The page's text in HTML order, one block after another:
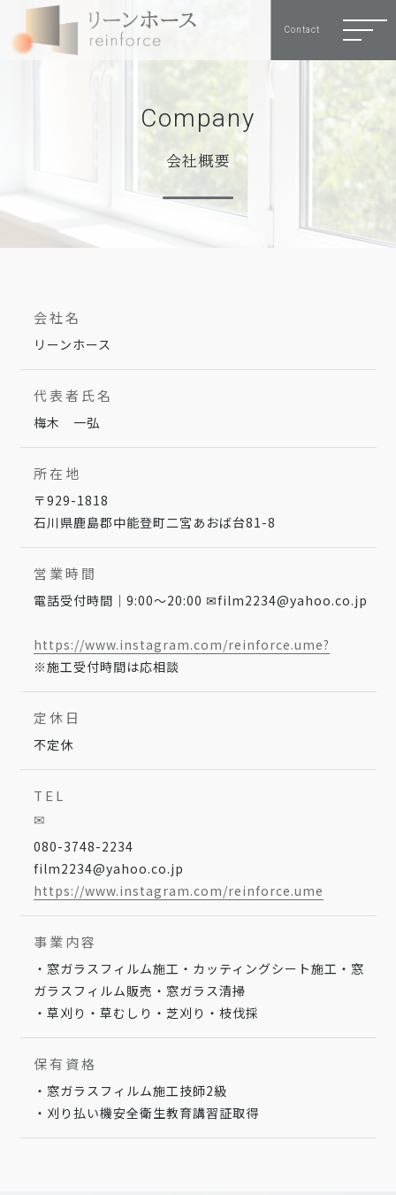
Contact
Company
会社概要
会社名
リーンホース
代表者氏名
梅木 一弘
所在地
〒929-1818
石川県鹿島郡中能登町二宮あおば台81-8
営業時間
電話受付時間｜9:00～20:00 ✉film2234@yahoo.co.jp
https://www.instagram.com/reinforce.ume?
※施工受付時間は応相談
定休日
不定休
TEL
✉
080-3748-2234
film2234@yahoo.co.jp
https://www.instagram.com/reinforce.ume
事業内容
・窓ガラスフィルム施工・カッティングシート施工・窓
ガラスフィルム販売・窓ガラス清掃
・草刈り・草むしり・芝刈り・枝伐採
保有資格
・窓ガラスフィルム施工技師2級
・刈り払い機安全衛生教育講習証取得